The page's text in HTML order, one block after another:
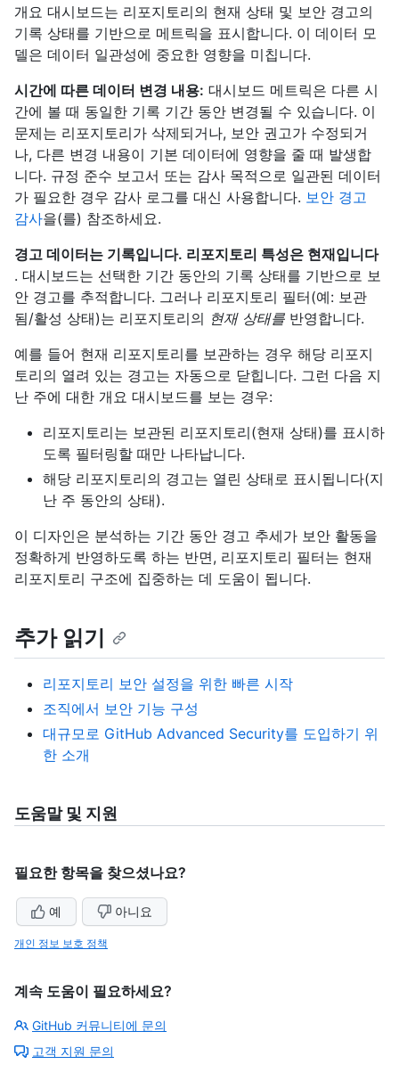
개요 대시보드는 리포지토리의 현재 상태 및 보안 경고의
기록 상태를 기반으로 메트릭을 표시합니다. 이 데이터 모
델은 데이터 일관성에 중요한 영향을 미칩니다.
시간에 따른 데이터 변경 내용: 대시보드 메트릭은 다른 시
간에 볼 때 동일한 기록 기간 동안 변경될 수 있습니다. 이
문제는 리포지토리가 삭제되거나, 보안 권고가 수정되거
나, 다른 변경 내용이 기본 데이터에 영향을 줄 때 발생합
니다. 규정 준수 보고서 또는 감사 목적으로 일관된 데이터
가 필요한 경우 감사 로그를 대신 사용합니다. 보안 경고
감사을(를) 참조하세요.
경고 데이터는 기록입니다. 리포지토리 특성은 현재입니다
. 대시보드는 선택한 기간 동안의 기록 상태를 기반으로 보
안 경고를 추적합니다. 그러나 리포지토리 필터(예: 보관
됨/활성 상태)는 리포지토리의 현재 상태를 반영합니다.
예를 들어 현재 리포지토리를 보관하는 경우 해당 리포지
토리의 열려 있는 경고는 자동으로 닫힙니다. 그런 다음 지
난 주에 대한 개요 대시보드를 보는 경우:
리포지토리는 보관된 리포지토리(현재 상태)를 표시하
도록 필터링할 때만 나타납니다.
해당 리포지토리의 경고는 열린 상태로 표시됩니다(지
난 주 동안의 상태).
이 디자인은 분석하는 기간 동안 경고 추세가 보안 활동을
정확하게 반영하도록 하는 반면, 리포지토리 필터는 현재
리포지토리 구조에 집중하는 데 도움이 됩니다.
추가 읽기
리포지토리 보안 설정을 위한 빠른 시작
조직에서 보안 기능 구성
대규모로 GitHub Advanced Security를 도입하기 위
한 소개
도움말 및 지원
필요한 항목을 찾으셨나요?
예 아니요
개인 정보 보호 정책
계속 도움이 필요하세요?
GitHub 커뮤니티에 문의
고객 지원 문의